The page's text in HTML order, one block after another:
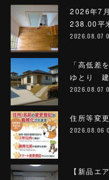
2026年7
238.00平
2026.08.07
「高低差
ゆとり
2026.08.07
住所等変
2026.08.06
【新品エ